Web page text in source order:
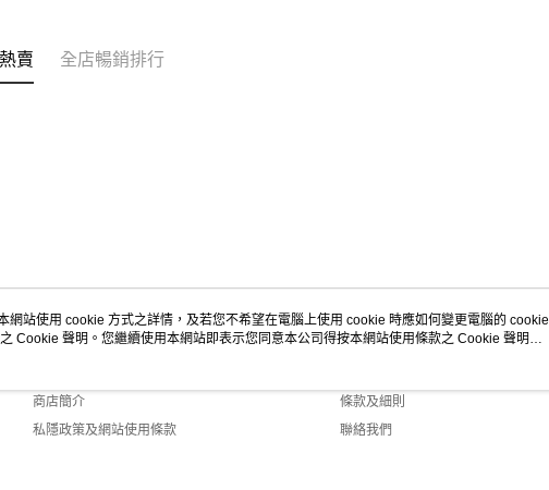
賣 全店暢銷排行
關於我們
商店簡介
私隱政策及網站使用條款
客戶服務
條款及細則
聯絡我們
網站使用 cookie 方式之詳情，及若您不希望在電腦上使用 cookie 時應如何變更電腦的 cookie
Cookie 聲明。您繼續使用本網站即表示您同意本公司得按本網站使用條款之 Cookie 聲明使